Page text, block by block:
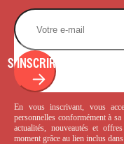
S'INSCRIRE
En vous inscrivant, vous
personnelles conformément à sa
actualités, nouveautés et
moment grâce au lien inclus